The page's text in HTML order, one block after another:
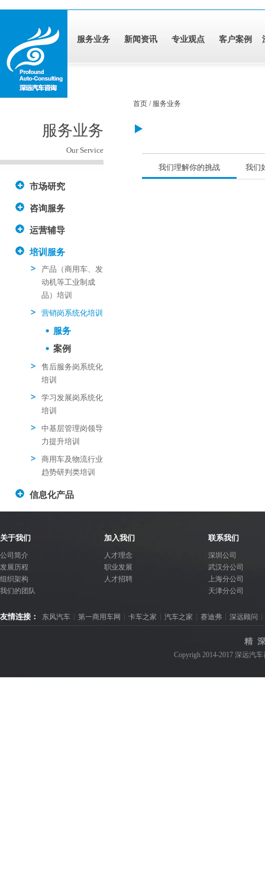
服务业务 新闻资讯 专业观点 客户案例
服务业务
Our Service
市场研究
咨询服务
运营辅导
培训服务
产品（商用车、发
动机等工业制成
品）培训
营销岗系统化培训
服务
案例
售后服务岗系统化
培训
学习发展岗系统化
培训
中基层管理岗领导
力提升培训
商用车及物流行业
趋势研判类培训
信息化产品
首页 / 服务业务
我们理解你的挑战 我们
关于我们
公司简介
发展历程
组织架构
我们的团队
加入我们
人才理念
职业发展
人才招聘
联系我们
深圳公司
武汉分公司
上海分公司
天津分公司
友情连接： 东风汽车 第一商用车网 卡车之家 汽车之家 赛迪弗 深远顾问
精
Copyrigh 2014-2017 深远汽